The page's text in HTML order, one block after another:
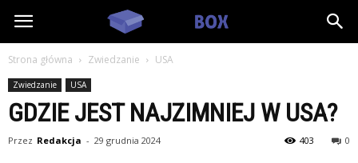
RestBox.pl
Strona główna Zwiedzanie USA
Zwiedzanie USA
GDZIE JEST NAJZIMNIEJ W USA?
Przez Redakcja - 29 grudnia 2024 0
403